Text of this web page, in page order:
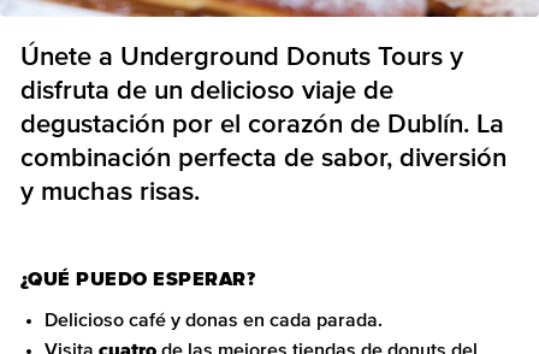
Únete a Underground Donuts Tours y
disfruta de un delicioso viaje de
degustación por el corazón de Dublín. La
combinación perfecta de sabor, diversión
y muchas risas.
¿QUÉ PUEDO ESPERAR?
Delicioso café y donas en cada parada.